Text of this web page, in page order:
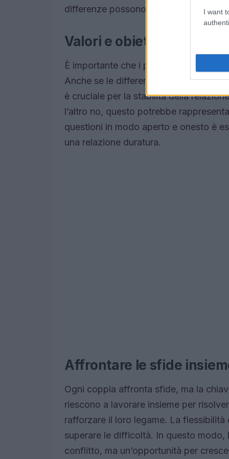
I want
differenze possono essere
Valori e obiettivi condivisi
È importante che i partner
Anche se le differenze possono
è cruciale per la stabilità della
l’altro no, questo potrebbe
questioni in modo aperto e onesto è
una relazione duratura.
Affrontare le sfide
Ogni coppia affronta sfide, ma la
riescono a lavorare insieme per
rafforzare il loro legame. La
superare le difficoltà. In questo
conflitto, ma un’opportunità per